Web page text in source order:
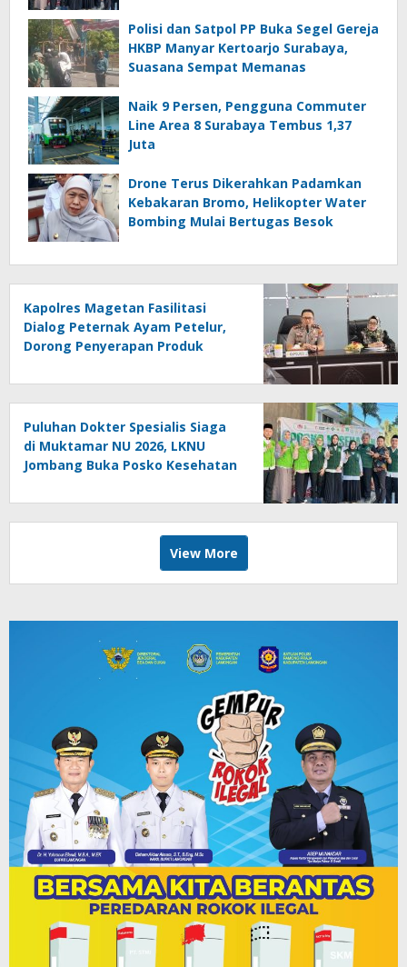
Polisi dan Satpol PP Buka Segel Gereja
HKBP Manyar Kertoarjo Surabaya,
Suasana Sempat Memanas
Naik 9 Persen, Pengguna Commuter
Line Area 8 Surabaya Tembus 1,37
Juta
Drone Terus Dikerahkan Padamkan
Kebakaran Bromo, Helikopter Water
Bombing Mulai Bertugas Besok
Kapolres Magetan Fasilitasi
Dialog Peternak Ayam Petelur,
Dorong Penyerapan Produk
Puluhan Dokter Spesialis Siaga
di Muktamar NU 2026, LKNU
Jombang Buka Posko Kesehatan
View More